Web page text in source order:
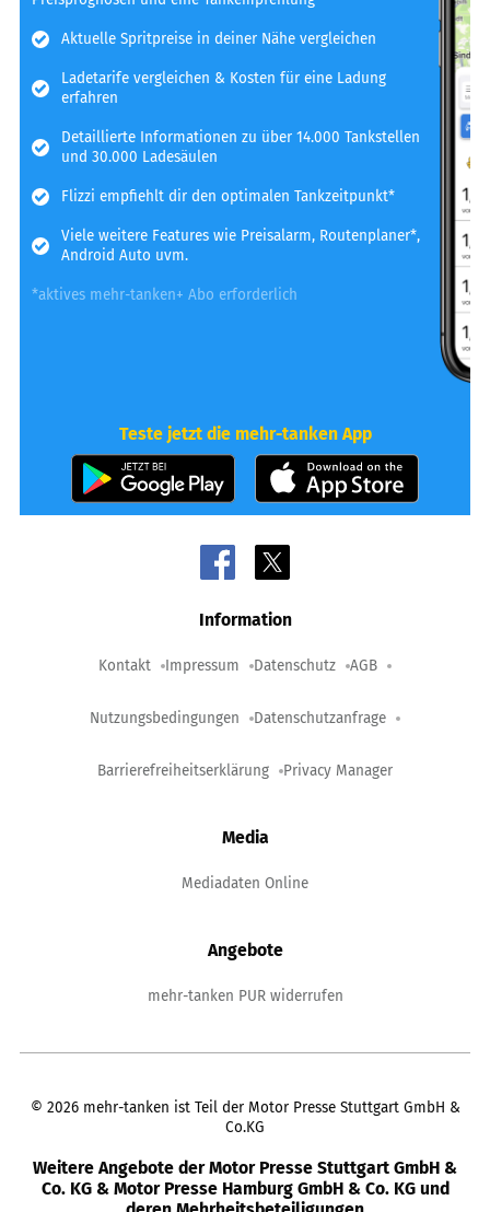
Aktuelle Spritpreise in deiner Nähe vergleichen
Ladetarife vergleichen & Kosten für eine Ladung
erfahren
Detaillierte Informationen zu über 14.000 Tankstellen
und 30.000 Ladesäulen
Flizzi empfiehlt dir den optimalen Tankzeitpunkt*
Viele weitere Features wie Preisalarm, Routenplaner*,
Android Auto uvm.
*aktives mehr-tanken+ Abo erforderlich
Teste jetzt die mehr-tanken App
Information
Kontakt Impressum Datenschutz AGB
Nutzungsbedingungen Datenschutzanfrage
Barrierefreiheitserklärung Privacy Manager
Media
Mediadaten Online
Angebote
mehr-tanken PUR widerrufen
© 2026 mehr-tanken ist Teil der Motor Presse Stuttgart GmbH &
Co.KG
Weitere Angebote der Motor Presse Stuttgart GmbH &
Co. KG & Motor Presse Hamburg GmbH & Co. KG und